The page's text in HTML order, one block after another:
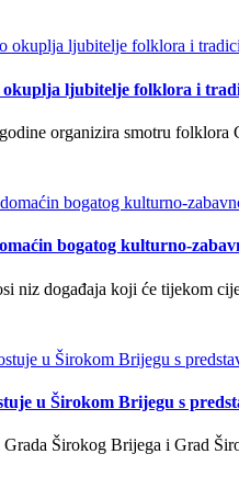
okuplja ljubitelje folklora i
organizira smotru folklora
bogatog kulturno-
niz događaja koji će tijekom
u Širokom Brijegu s
Širokog Brijega i Grad